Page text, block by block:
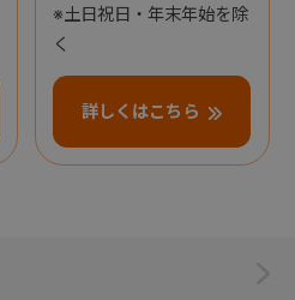
※土日祝日・年末年始を除
く
詳しくはこちら